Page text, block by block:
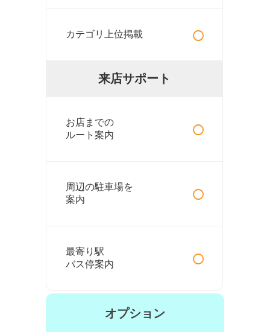
カテゴリ上位掲載 ○
来店サポート
お店までの
ルート案内
○
周辺の駐車場を
案内
○
最寄り駅
バス停案内
○
オプション